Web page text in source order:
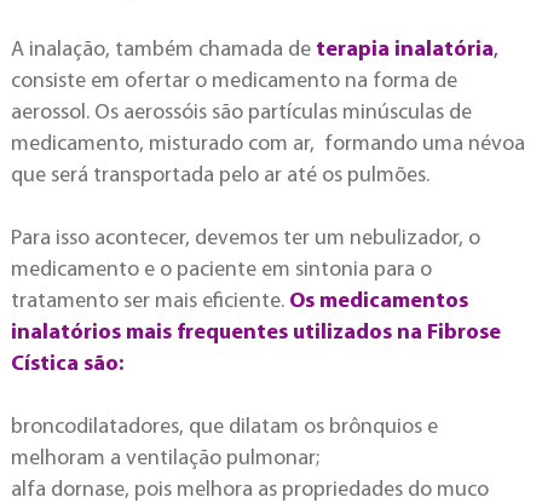
A inalação, também chamada de terapia inalatória,
consiste em ofertar o medicamento na forma de
aerossol. Os aerossóis são partículas minúsculas de
medicamento, misturado com ar, formando uma névoa
que será transportada pelo ar até os pulmões.
Para isso acontecer, devemos ter um nebulizador, o
medicamento e o paciente em sintonia para o
tratamento ser mais eficiente. Os medicamentos
inalatórios mais frequentes utilizados na Fibrose
Cística são:
broncodilatadores, que dilatam os brônquios e
melhoram a ventilação pulmonar;
alfa dornase, pois melhora as propriedades do muco